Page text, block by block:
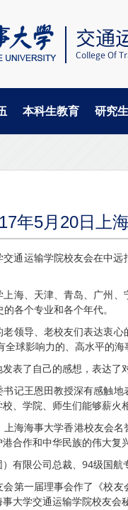
本科生教育 研究
年5月20日上
通运输学院校友会在中
海、天津、青岛、广州
各个专业和各个年代。
领导、老校友们表达衷
球影响力的、高水平的海
表了自己的感想，表达了
记王恩田教授深有感触
、学院、师生们能够薪火
海海事大学香港校友会
合作和中华民族的伟大复
有限公司总裁、94级国
第一届理事会作了《校
大学交通运输学院校友会